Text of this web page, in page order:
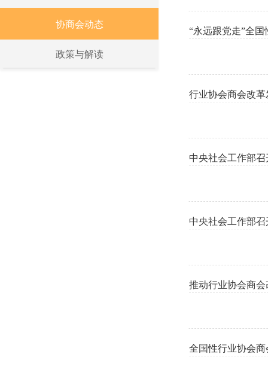
协商会动态
政策与解读
“永远跟党走”全
行业协会商会改
中央社会工作部
中央社会工作部
推动行业协会商
全国性行业协会